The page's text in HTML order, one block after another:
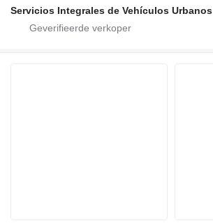
Servicios Integrales de Vehículos Urbanos